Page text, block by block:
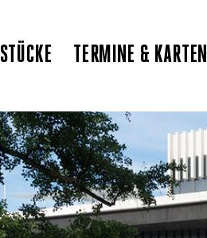
STÜCKE TERMINE & KARTEN